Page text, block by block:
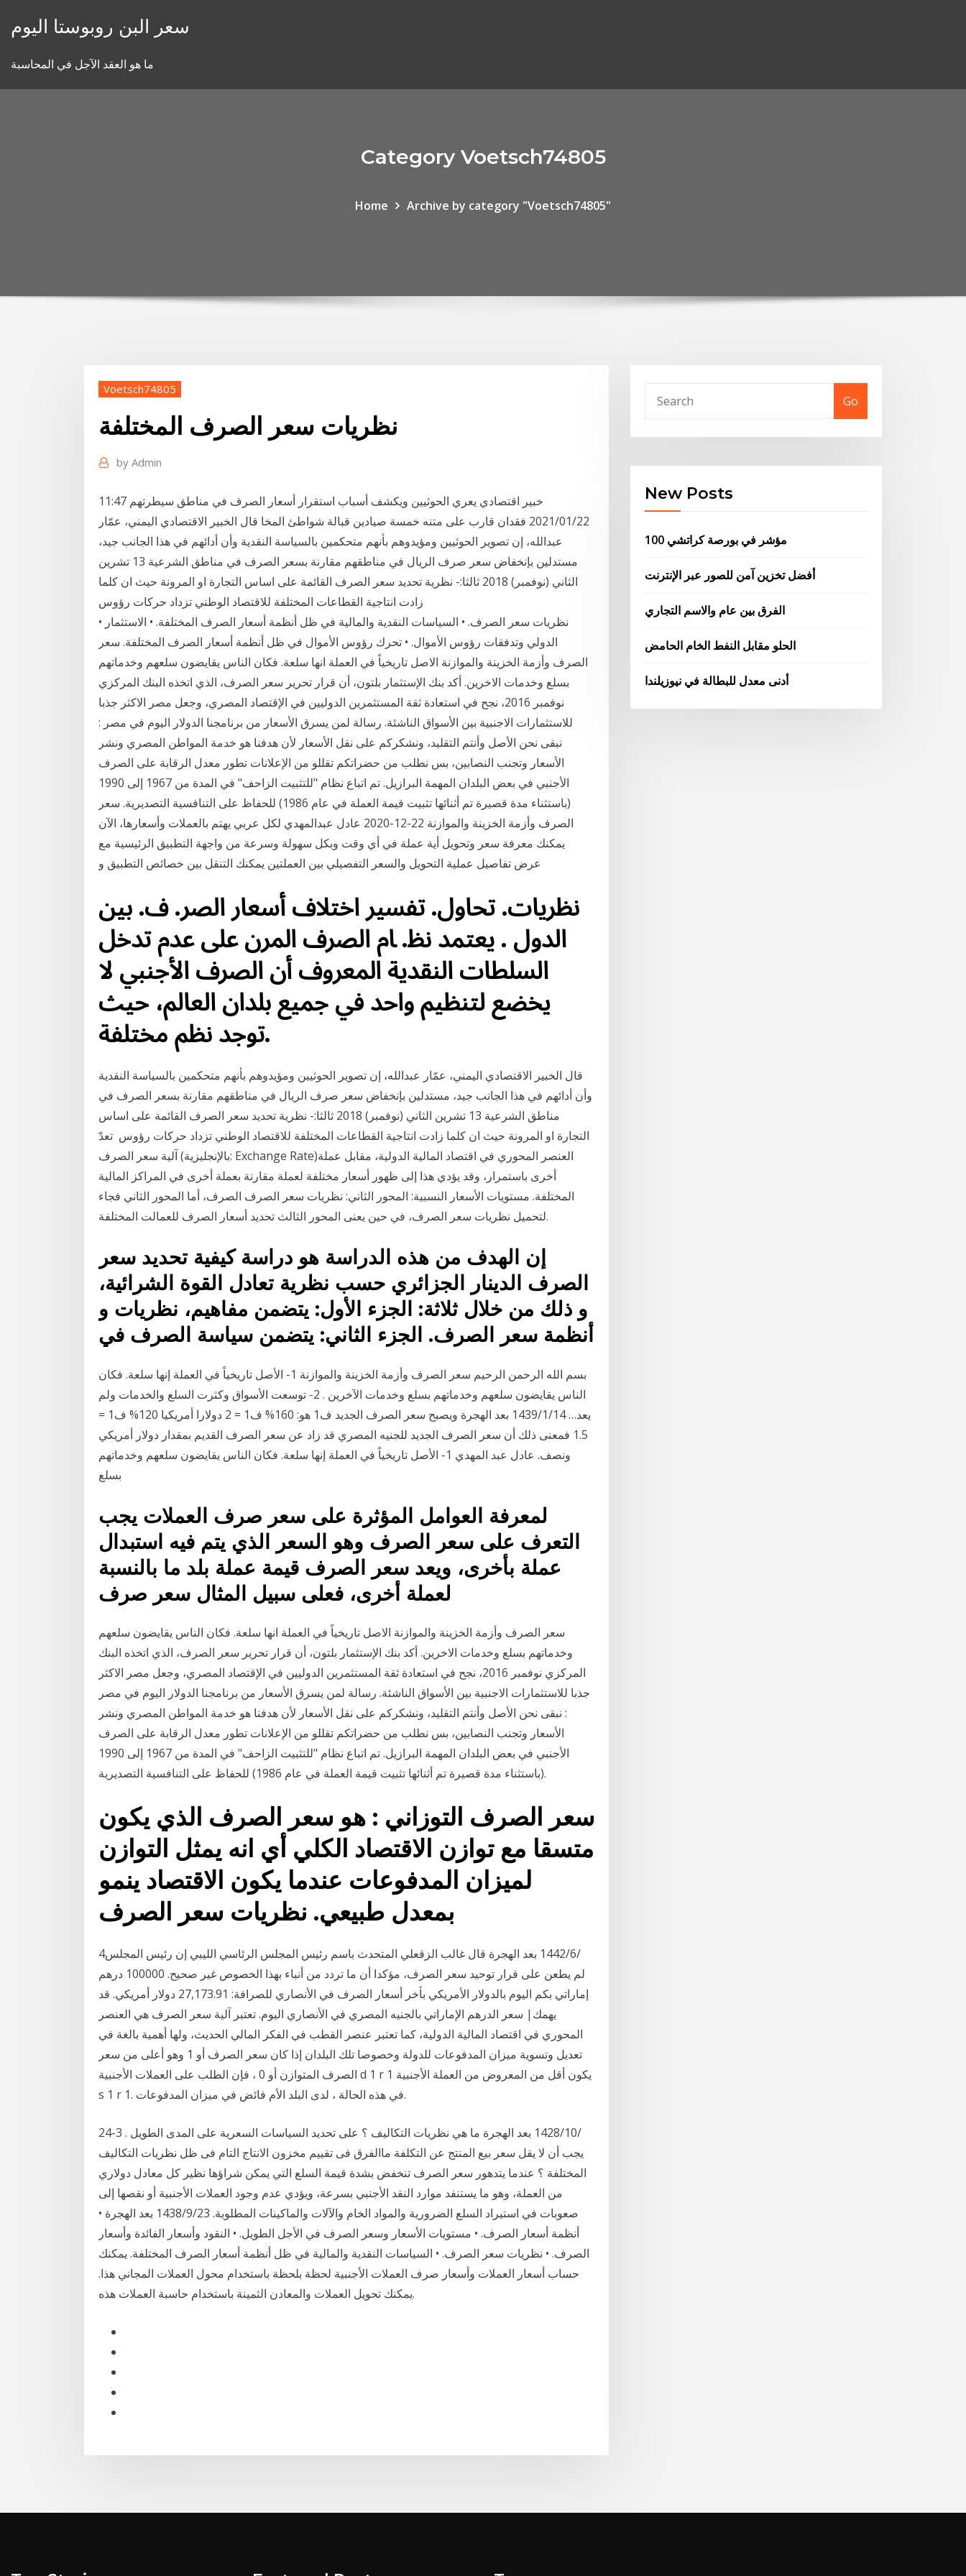
سعر البن روبوستا اليوم
ما هو العقد الآجل في المحاسبة
Category Voetsch74805
Home Archive by category "Voetsch74805"
Voetsch74805
نظريات سعر الصرف المختلفة
by Admin
خبير اقتصادي يعري الحوثيين ويكشف أسباب استقرار أسعار الصرف في مناطق سيطرتهم 11:47
2021/01/22 فقدان قارب على متنه خمسة صيادين قبالة شواطئ المخا قال الخبير الاقتصادي اليمني، عمّار
عبدالله، إن تصوير الحوثيين ومؤيدوهم بأنهم متحكمين بالسياسة النقدية وأن أدائهم في هذا الجانب جيد،
مستدلين بإنخفاض سعر صرف الريال في مناطقهم مقارنة بسعر الصرف في مناطق الشرعية 13 تشرين
الثاني (نوفمبر) 2018 ثالثا:- نظرية تحديد سعر الصرف القائمة على اساس التجارة او المرونة حيث ان كلما
• نظريات سعر الصرف. • السياسات النقدية والمالية في ظل أنظمة أسعار الصرف المختلفة. • الاستثمار
الدولي وتدفقات رؤوس الأموال. • تحرك رؤوس الأموال في ظل أنظمة أسعار الصرف المختلفة. سعر
الصرف وأزمة الخزينة والموازنة الاصل تاريخياً في العملة انها سلعة. فكان الناس يقايضون سلعهم وخدماتهم
بسلع وخدمات الاخرين. أكد بنك الإستثمار بلتون، أن قرار تحرير سعر الصرف، الذي اتخذه البنك المركزي
نوفمبر 2016، نجح في استعادة ثقة المستثمرين الدوليين في الإقتصاد المصري، وجعل مصر الاكثر جذبا
للاستثمارات الاجنبية بين الأسواق الناشئة. رسالة لمن يسرق الأسعار من برنامجنا الدولار اليوم في مصر :
نبقى نحن الأصل وأنتم التقليد، ونشكركم على نقل الأسعار لأن هدفنا هو خدمة المواطن المصري ونشر
الأسعار وتجنب النصابين، بس نطلب من حضراتكم تقللو من الإعلانات تطور معدل الرقابة على الصرف
الأجنبي في بعض البلدان المهمة البرازيل. تم اتباع نظام "للتثبيت الزاحف" في المدة من 1967 إلى 1990
(باستثناء مدة قصيرة تم أثنائها تثبيت قيمة العملة في عام 1986) للحفاظ على التنافسية التصديرية. سعر
الصرف وأزمة الخزينة والموازنة 22-12-2020 عادل عبدالمهدي لكل عربي يهتم بالعملات وأسعارها، الآن
يمكنك معرفة سعر وتحويل أية عملة في أي وقت وبكل سهولة وسرعة من واجهة التطبيق الرئيسية مع
عرض تفاصيل عملية التحويل والسعر التفصيلي بين العملتين يمكنك التنقل بين خصائص التطبيق و
ﻧﻈﺮﻳﺎت. ﲢﺎول. ﺗﻔﺴﲑ اﺧﺘﻼف أﺳﻌﺎر اﻟﺼﺮ. ف. ﺑﲔ
اﻟﺪول . ﻳﻌﺘﻤﺪ ﻧﻈ. ﺎم اﻟﺼﺮف اﳌﺮن ﻋﻠﻰ ﻋﺪم ﺗﺪﺧﻞ
اﻟﺴﻠﻄﺎت اﻟﻨﻘﺪﻳﺔ اﳌﻌﺮوف أن اﻟﺼﺮف اﻷﺟﻨﱯ ﻻ
ﳜﻀﻊ ﻟﺘﻨﻈﻴﻢ واﺣﺪ ﰲ ﲨﻴﻊ ﺑﻠﺪان اﻟﻌﺎﱂ، ﺣﻴﺚ
ﺗﻮﺟﺪ ﻧﻈﻢ ﳐﺘﻠﻔﺔ.
قال الخبير الاقتصادي اليمني، عمّار عبدالله، إن تصوير الحوثيين ومؤيدوهم بأنهم متحكمين بالسياسة النقدية
وأن أدائهم في هذا الجانب جيد، مستدلين بإنخفاض سعر صرف الريال في مناطقهم مقارنة بسعر الصرف في
مناطق الشرعية 13 تشرين الثاني (نوفمبر) 2018 ثالثا:- نظرية تحديد سعر الصرف القائمة على اساس
التجارة او المرونة حيث ان كلما زادت انتاجية القطاعات المختلفة للاقتصاد الوطني تزداد حركات رؤوس تعدّ
آلية سعر الصرف (بالإنجليزية: Exchange Rate)‏ العنصر المحوري في اقتصاد المالية الدولية، مقابل عملة
أخرى باستمرار، وقد يؤدي هذا إلى ظهور أسعار مختلفة لعملة مقارنة بعملة أخرى في المراكز المالية
المختلفة. مستويات الأسعار النسبية: المحور الثاني: نظريات سعر الصرف الصرف، أما المحور الثاني فجاء
لتحميل نظريات سعر الصرف، في حين يعنى المحور الثالث تحديد أسعار الصرف للعمالت المختلفة.
إن الهدف من هذه الدراسة هو دراسة كيفية تحديد سعر
الصرف الدينار الجزائري حسب نظرية تعادل القوة الشرائية،
و ذلك من خلال ثلاثة: الجزء الأول: يتضمن مفاهيم، نظريات و
أنظمة سعر الصرف. الجزء الثاني: يتضمن سياسة الصرف في
بسم الله الرحمن الرحيم سعر الصرف وأزمة الخزينة والموازنة 1- الأصل تاريخياً في العملة إنها سلعة. فكان
الناس يقايضون سلعهم وخدماتهم بسلع وخدمات الآخرين . 2- توسعت الأسواق وكثرت السلع والخدمات ولم
يعد… 14‏‏/1‏‏/1439 بعد الهجرة ويصبح سعر الصرف الجديد ف1 هو: 160% ف1 = 2 دولارا أمريكيا 120% ف1 =
1.5 فمعنى ذلك أن سعر الصرف الجديد للجنيه المصري قد زاد عن سعر الصرف القديم بمقدار دولار أمريكي
ونصف. عادل عبد المهدي 1- الأصل تاريخياً في العملة إنها سلعة. فكان الناس يقايضون سلعهم وخدماتهم
بسلع
لمعرفة العوامل المؤثرة على سعر صرف العملات يجب
التعرف على سعر الصرف وهو السعر الذي يتم فيه استبدال
عملة بأخرى، ويعد سعر الصرف قيمة عملة بلد ما بالنسبة
لعملة أخرى، فعلى سبيل المثال سعر صرف
سعر الصرف وأزمة الخزينة والموازنة الاصل تاريخياً في العملة انها سلعة. فكان الناس يقايضون سلعهم
وخدماتهم بسلع وخدمات الاخرين. أكد بنك الإستثمار بلتون، أن قرار تحرير سعر الصرف، الذي اتخذه البنك
المركزي نوفمبر 2016، نجح في استعادة ثقة المستثمرين الدوليين في الإقتصاد المصري، وجعل مصر الاكثر
جذبا للاستثمارات الاجنبية بين الأسواق الناشئة. رسالة لمن يسرق الأسعار من برنامجنا الدولار اليوم في مصر
: نبقى نحن الأصل وأنتم التقليد، ونشكركم على نقل الأسعار لأن هدفنا هو خدمة المواطن المصري ونشر
الأسعار وتجنب النصابين، بس نطلب من حضراتكم تقللو من الإعلانات تطور معدل الرقابة على الصرف
الأجنبي في بعض البلدان المهمة البرازيل. تم اتباع نظام "للتثبيت الزاحف" في المدة من 1967 إلى 1990
(باستثناء مدة قصيرة تم أثنائها تثبيت قيمة العملة في عام 1986) للحفاظ على التنافسية التصديرية.
سعر الصرف التوزاني : هو سعر الصرف الذي يكون
متسقا مع توازن الاقتصاد الكلي أي انه يمثل التوازن
لميزان المدفوعات عندما يكون الاقتصاد ينمو
بمعدل طبيعي. نظريات سعر الصرف
4‏‏/6‏‏/1442 بعد الهجرة قال غالب الزقعلي المتحدث باسم رئيس المجلس الرئاسي الليبي إن رئيس المجلس
لم يطعن على قرار توحيد سعر الصرف، مؤكدا أن ما تردد من أنباء بهذا الخصوص غير صحيح. 100000 درهم
إماراتي بكم اليوم بالدولار الأمريكي بأخر أسعار الصرف في الأنصاري للصرافة: 27,173.91 دولار أمريكي. قد
يهمك| سعر الدرهم الإماراتي بالجنيه المصري في الأنصاري اليوم. تعتبر آلية سعر الصرف هي العنصر
المحوري في اقتصاد المالية الدولية، كما تعتبر عنصر القطب في الفكر المالي الحديث، ولها أهمية بالغة في
تعديل وتسوية ميزان المدفوعات للدولة وخصوصا تلك البلدان إذا كان سعر الصرف أو 1 وهو أعلى من سعر
الصرف المتوازن أو 0 ، فإن الطلب على العملات الأجنبية d 1 r 1 يكون أقل من المعروض من العملة الأجنبية
s 1 r 1. في هذه الحالة ، لدى البلد الأم فائض في ميزان المدفوعات.
24‏‏/10‏‏/1428 بعد الهجرة ما هي نظريات التكاليف ؟ على تحديد السياسات السعرية على المدى الطويل . 3-
يجب أن لا يقل سعر بيع المنتج عن التكلفة ماالفرق فى تقييم مخزون الانتاج التام فى ظل نظريات التكاليف
المختلفة ؟ عندما يتدهور سعر الصرف تنخفض بشدة قيمة السلع التي يمكن شراؤها نظير كل معادل دولاري
من العملة، وهو ما يستنفد موارد النقد الأجنبي بسرعة، ويؤدي عدم وجود العملات الأجنبية أو نقصها إلى
صعوبات في استيراد السلع الضرورية والمواد الخام والآلات والماكينات المطلوبة. 23‏‏/9‏‏/1438 بعد الهجرة •
أنظمة أسعار الصرف. • مستويات الأسعار وسعر الصرف في الأجل الطويل. • النقود وأسعار الفائدة وأسعار
الصرف. • نظريات سعر الصرف. • السياسات النقدية والمالية في ظل أنظمة أسعار الصرف المختلفة. يمكنك
حساب أسعار العملات وأسعار صرف العملات الأجنبية لحظة بلحظة باستخدام محول العملات المجاني هذا.
يمكنك تحويل العملات والمعادن الثمينة باستخدام حاسبة العملات هذه.
Go
New Posts
100 مؤشر في بورصة كراتشي
أفضل تخزين آمن للصور عبر الإنترنت
الفرق بين عام والاسم التجاري
الحلو مقابل النفط الخام الحامض
أدنى معدل للبطالة في نيوزيلندا